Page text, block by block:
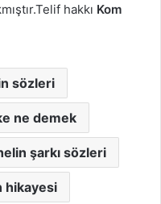
hakkı Kom
sözleri
ne demek
şarkı sözleri
hikayesi